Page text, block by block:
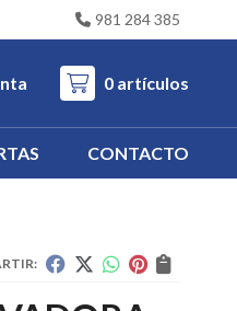
981 284 385
0 artículos
CONTACTO